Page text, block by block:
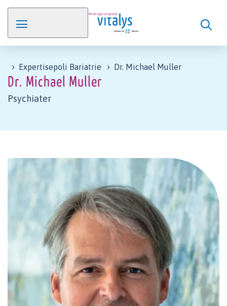
Dr. Michael Muller
Expertisepoli Bariatrie Dr. Michael Muller
Psychiater